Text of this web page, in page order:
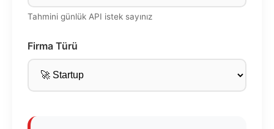
Tahmini günlük API istek sayınız
Firma Türü